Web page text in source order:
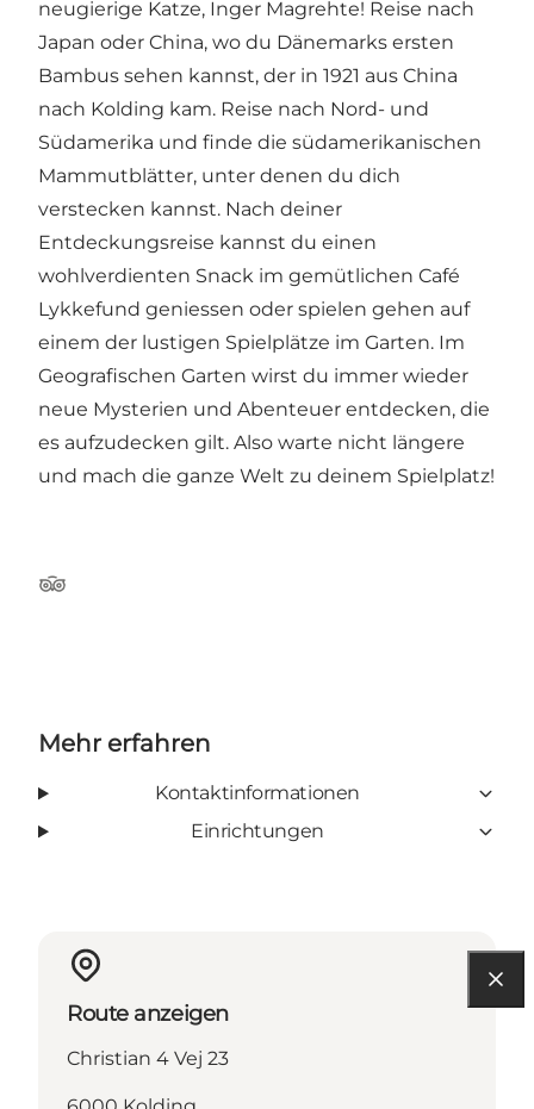
neugierige Katze, Inger Magrehte! Reise nach
Japan oder China, wo du Dänemarks ersten
Bambus sehen kannst, der in 1921 aus China
nach Kolding kam. Reise nach Nord- und
Südamerika und finde die südamerikanischen
Mammutblätter, unter denen du dich
verstecken kannst. Nach deiner
Entdeckungsreise kannst du einen
wohlverdienten Snack im gemütlichen Café
Lykkefund geniessen oder spielen gehen auf
einem der lustigen Spielplätze im Garten. Im
Geografischen Garten wirst du immer wieder
neue Mysterien und Abenteuer entdecken, die
es aufzudecken gilt. Also warte nicht längere
und mach die ganze Welt zu deinem Spielplatz!
Tripadvisor
Mehr erfahren
Kontaktinformationen
Einrichtungen
Route anzeigen
Christian 4 Vej 23